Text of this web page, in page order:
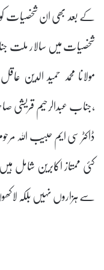
کے بعد بھی ان شخصیات
شخصیات میں سالار ملت
مولانا محمد حمید الدین
،جناب عبدالرحیم قریشی
ڈاکٹر سی ایم حبیب اللہ
کئی ممتاز اکابرین شامل
سے ہزاروں نہیں بلکہ